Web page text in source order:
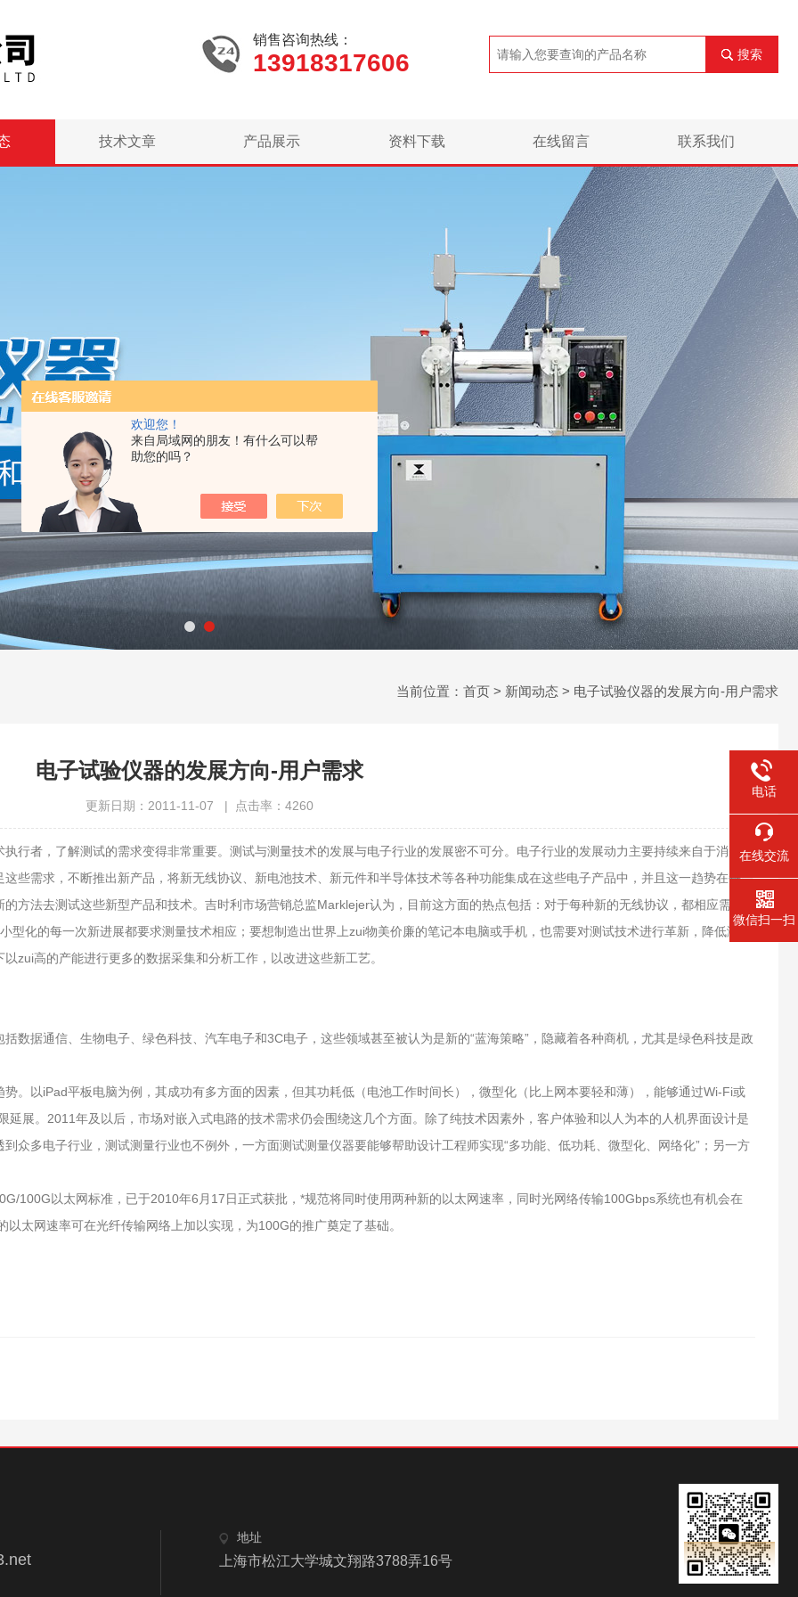
欢迎您！
来自局域网的朋友！有什么可以帮
助您的吗？
销售咨询热线：
13918317606 搜索
技术文章 产品展示 资料下载 在线留言 联系我们
当前位置： 首页 > 新闻动态 > 电子试验仪器的发展方向-用户需求
电子试验仪器的发展方向-用户需求
更新日期：2011-11-07 | 点击率：4260
者，了解测试的需求变得非常重要。测试与测量技术的发展与电子行业的发展密不可分。电子行业的发展动力主要持续来自于消费者
些需求，不断推出新产品，将新无线协议、新电池技术、新元件和半导体技术等各种功能集成在这些电子产品中，并且这一趋势在每一
方法去测试这些新型产品和技术。吉时利市场营销总监Marklejer认为，目前这方面的热点包括：对于每种新的无线协议，都相应需要
化的每一次新进展都要求测量技术相应；要想制造出世界上zui物美价廉的笔记本电脑或手机，也需要对测试技术进行革新，降低测试
zui高的产能进行更多的数据采集和分析工作，以改进这些新工艺。
据通信、生物电子、绿色科技、汽车电子和3C电子，这些领域甚至被认为是新的“蓝海策略”，隐藏着各种商机，尤其是绿色科技是政
以iPad平板电脑为例，其成功有多方面的因素，但其功耗低（电池工作时间长），微型化（比上网本要轻和薄），能够通过Wi-Fi或
展。2011年及以后，市场对嵌入式电路的技术需求仍会围绕这几个方面。除了纯技术因素外，客户体验和以人为本的人机界面设计是
众多电子行业，测试测量行业也不例外，一方面测试测量仪器要能够帮助设计工程师实现“多功能、低功耗、微型化、网络化”；另一方
以太网标准，已于2010年6月17日正式获批，*规范将同时使用两种新的以太网速率，同时光网络传输100Gbps系统也有机会在
太网速率可在光纤传输网络上加以实现，为100G的推广奠定了基础。
地址
上海市松江大学城文翔路3788弄16号
电话
在线交流
微信扫一扫